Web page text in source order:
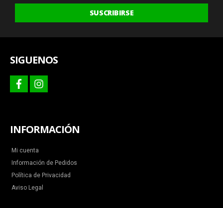
últimas
y
SUSCRIBIRSE
SIGUENOS
facebookinstagram
INFORMACIÓN
Mi cuenta
Información de Pedidos
Política de Privacidad
Aviso Legal